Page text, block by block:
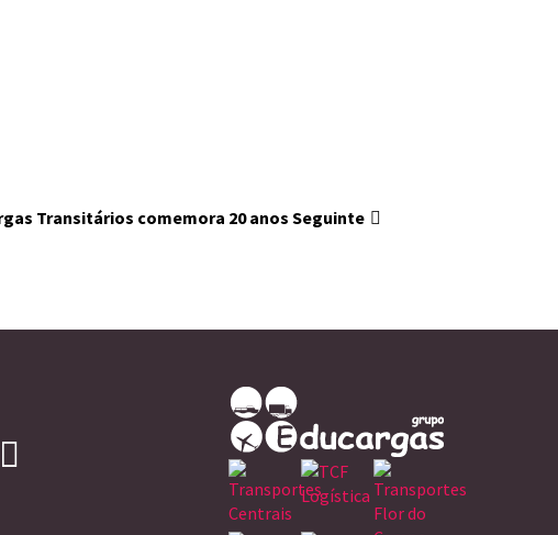
Transitários comemora 20 anosSeguinte